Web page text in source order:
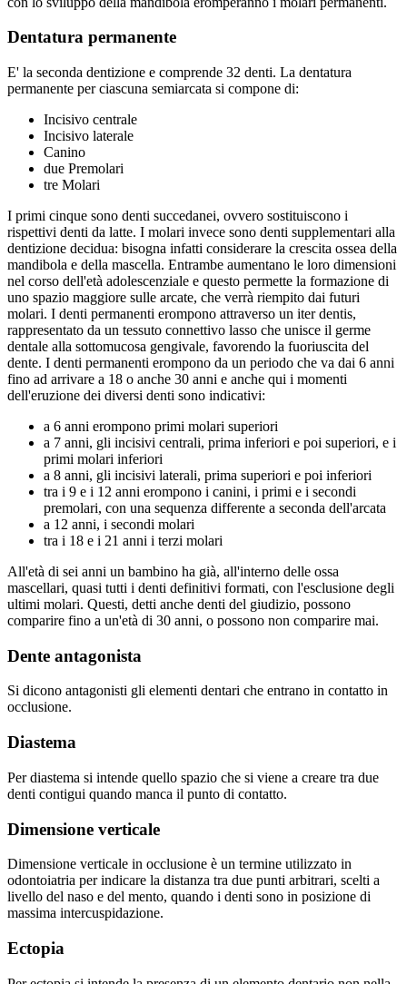
Dentatura permanente
E' la seconda dentizione e comprende 32 denti. La dentatura
permanente per ciascuna semiarcata si compone di:
Incisivo centrale
Incisivo laterale
Canino
due Premolari
tre Molari
I primi cinque sono denti succedanei, ovvero sostituiscono i
rispettivi denti da latte. I molari invece sono denti supplementari alla
dentizione decidua: bisogna infatti considerare la crescita ossea della
mandibola e della mascella. Entrambe aumentano le loro dimensioni
nel corso dell'età adolescenziale e questo permette la formazione di
uno spazio maggiore sulle arcate, che verrà riempito dai futuri
molari. I denti permanenti erompono attraverso un iter dentis,
rappresentato da un tessuto connettivo lasso che unisce il germe
dentale alla sottomucosa gengivale, favorendo la fuoriuscita del
dente. I denti permanenti erompono da un periodo che va dai 6 anni
fino ad arrivare a 18 o anche 30 anni e anche qui i momenti
dell'eruzione dei diversi denti sono indicativi:
a 6 anni erompono primi molari superiori
a 7 anni, gli incisivi centrali, prima inferiori e poi superiori, e i
primi molari inferiori
a 8 anni, gli incisivi laterali, prima superiori e poi inferiori
tra i 9 e i 12 anni erompono i canini, i primi e i secondi
premolari, con una sequenza differente a seconda dell'arcata
a 12 anni, i secondi molari
tra i 18 e i 21 anni i terzi molari
All'età di sei anni un bambino ha già, all'interno delle ossa
mascellari, quasi tutti i denti definitivi formati, con l'esclusione degli
ultimi molari. Questi, detti anche denti del giudizio, possono
comparire fino a un'età di 30 anni, o possono non comparire mai.
Dente antagonista
Si dicono antagonisti gli elementi dentari che entrano in contatto in
occlusione.
Diastema
Per diastema si intende quello spazio che si viene a creare tra due
denti contigui quando manca il punto di contatto.
Dimensione verticale
Dimensione verticale in occlusione è un termine utilizzato in
odontoiatria per indicare la distanza tra due punti arbitrari, scelti a
livello del naso e del mento, quando i denti sono in posizione di
massima intercuspidazione.
Ectopia